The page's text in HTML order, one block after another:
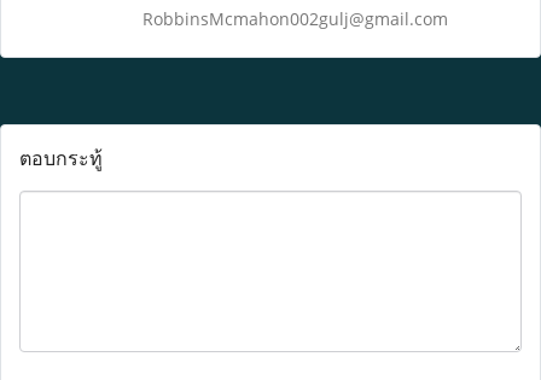
RobbinsMcmahon002gulj@gmail.com
ตอบกระทู้